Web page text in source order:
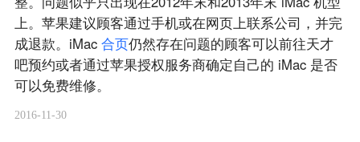
上。苹果建议顾客通过手机或在网页上联系公司，并完
成退款。iMac 合页仍然存在问题的顾客可以前往天才
吧预约或者通过苹果授权服务商确定自己的 iMac 是否
可以免费维修。
2016-11-30